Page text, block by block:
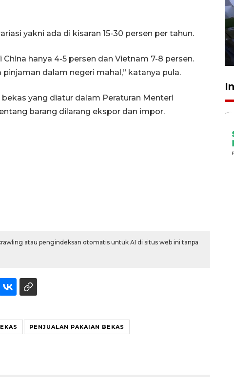
yakni ada di kisaran 15-30 persen per tahun.
hanya 4-5 persen dan Vietnam 7-8 persen.
pinjaman dalam negeri mahal,” katanya pula.
yang diatur dalam Peraturan Menteri
barang dilarang ekspor dan impor.
atau pengindeksan otomatis untuk AI di situs web ini tanpa
PENJUALAN PAKAIAN BEKAS
pengeroyokan maling ayam di